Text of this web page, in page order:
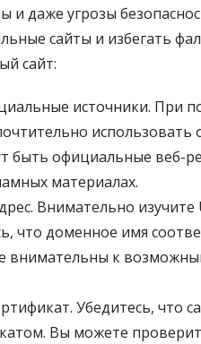
и даже угрозы
сайты и избегать
сайт:
источники. При
быть официальные веб-
материалах.
Внимательно изучите
что доменное имя
внимательны к
Убедитесь, что
Вы можете